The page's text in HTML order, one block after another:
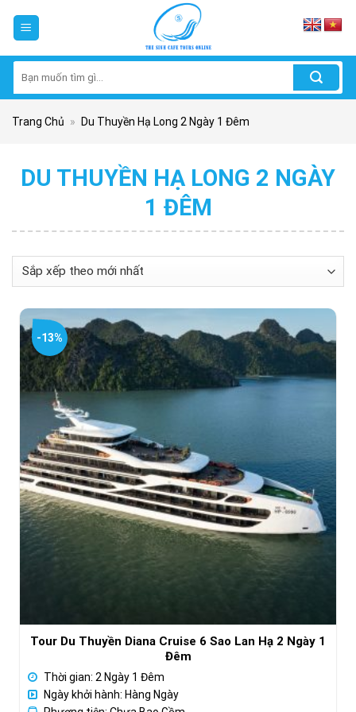
kiếm:
Trang Chủ » Du Thuyền Hạ Long 2 Ngày 1 Đêm
DU THUYỀN HẠ LONG 2 NGÀY
1 ĐÊM
-13%
Tour Du Thuyền Diana Cruise 6 Sao Lan Hạ 2 Ngày 1
Đêm
Thời gian: 2 Ngày 1 Đêm
Ngày khởi hành: Hàng Ngày